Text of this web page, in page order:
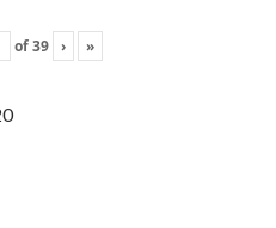
of39 › »